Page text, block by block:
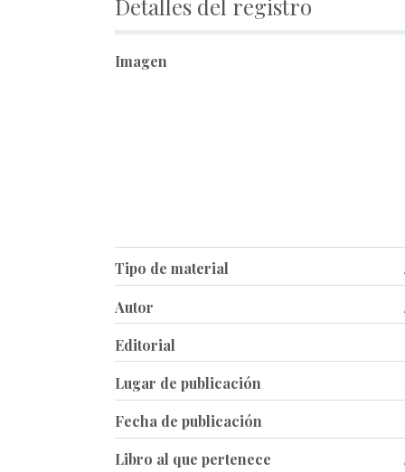
Detalles del registro
Imagen
Tipo de material
Autor
Editorial
Lugar de publicación
Fecha de publicación
Libro al que pertenece